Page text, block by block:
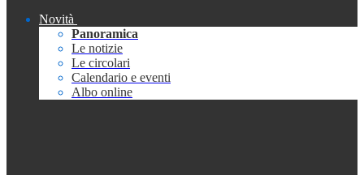
Novità
Panoramica
Le notizie
Le circolari
Calendario e eventi
Albo online